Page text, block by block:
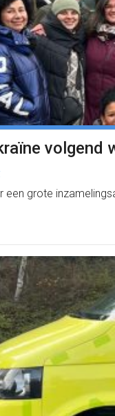
volgend
grote